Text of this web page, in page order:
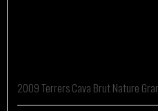
2009 Terrers Cava Brut Nature